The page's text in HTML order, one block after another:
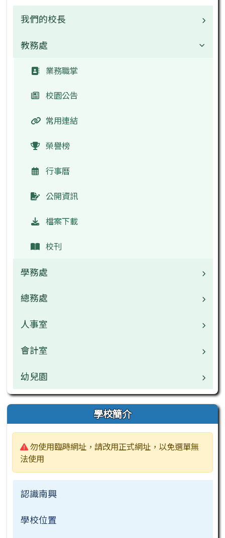
我們的校長
校長
檔案下載
教務處
業務職掌
校園公告
常用連結
榮譽榜
行事曆
公開資訊
檔案下載
校刊
學務處
業務職掌
校園公告
常用連結
活動相簿
榮譽榜
行事曆
檔案下載
總務處
業務職掌
校園公告
常用連結
活動相簿
榮譽榜
行事曆
人事室
業務職掌
校園公告
常用連結
公開資訊
檔案下載
會計室
校園公告
常用連結
公開資訊
檔案下載
幼兒園
校園公告
業務職掌
活動相簿
檔案下載
學校簡介
警告:
勿使用臨時網址，請改用正式網址，以免選單無
法使用
認識南興
學校位置